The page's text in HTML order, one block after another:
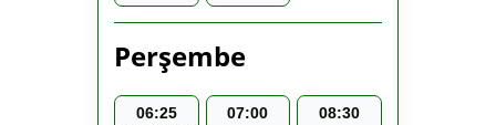
Perşembe
06:25 07:00 08:30